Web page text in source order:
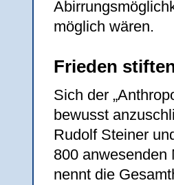
möglich wären.
Frieden
Sich der
bewusst
Rudolf Steiner
800 anwesenden
nennt die